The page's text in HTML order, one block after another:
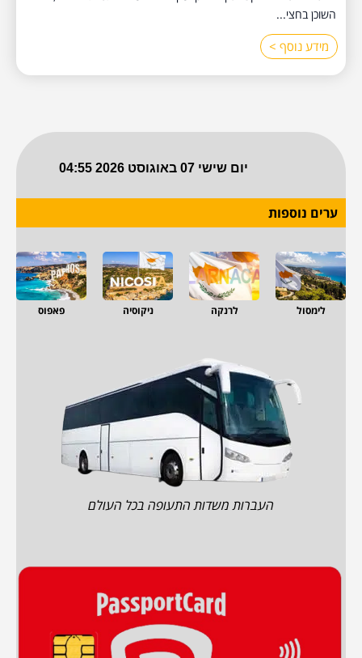
השוכן בחצי...
מידע נוסף >
ערים נוספות
לימסול לרנקה ניקוסיה פאפוס
העברות משדות התעופה בכל העולם